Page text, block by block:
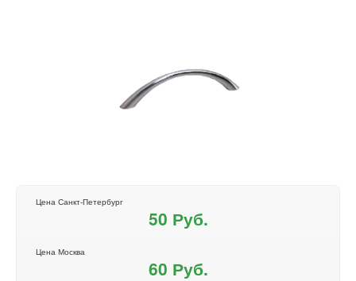
Цена Санкт-Петербург
50 Руб.
Цена Москва
60 Руб.